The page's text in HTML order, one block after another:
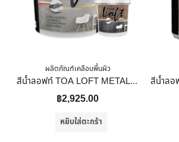
ผลิตภัณฑ์เคลือบพื้นผิว
สีน้ำลอฟท์ TOA LOFT METALLIC SILVER 9 กก.
฿2,925.00
หยิบใส่ตะกร้า